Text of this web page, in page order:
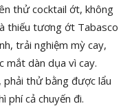
thử cocktail ớt, không
thiếu tương ớt Tabasco
trải nghiệm mỳ cay,
mắt dàn dụa vì cay.
phải thử bằng được lẩu
phí cả chuyến đi.